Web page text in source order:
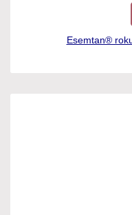
Esemtan®